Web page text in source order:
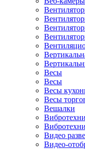
Весы
Весы
Весы
Весы
Вешалки
Видео
Видео-